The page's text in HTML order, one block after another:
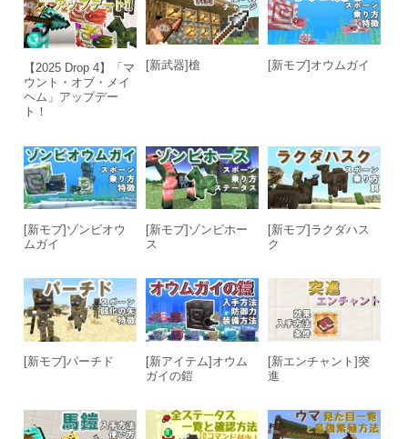
【2025 Drop 4】「マ
ウント・オブ・メイ
ヘム」アップデー
ト！
[新武器]槍 [新モブ]オウムガイ
[新モブ]ゾンビオウ
ムガイ
[新モブ]ゾンビホー
ス
[新モブ]ラクダハス
ク
[新モブ]パーチド
[新アイテム]オウム
ガイの鎧
[新エンチャント]突
進